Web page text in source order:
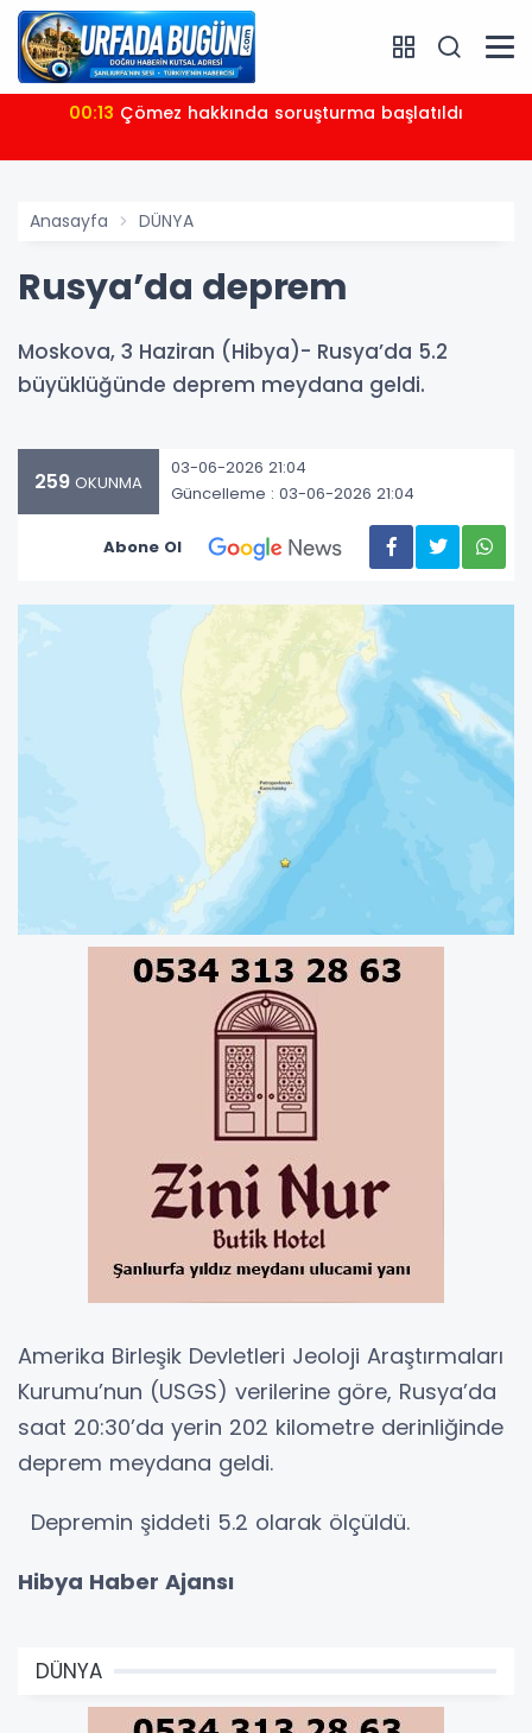
00:13 Çömez hakkında soruşturma başlatıldı
Anasayfa DÜNYA
Rusya’da deprem
Moskova, 3 Haziran (Hibya)- Rusya’da 5.2
büyüklüğünde deprem meydana geldi.
259 OKUNMA
03-06-2026 21:04
Güncelleme : 03-06-2026 21:04
Abone Ol
Amerika Birleşik Devletleri Jeoloji Araştırmaları
Kurumu’nun (USGS) verilerine göre, Rusya’da
saat 20:30’da yerin 202 kilometre derinliğinde
deprem meydana geldi.
Depremin şiddeti 5.2 olarak ölçüldü.
Hibya Haber Ajansı
DÜNYA